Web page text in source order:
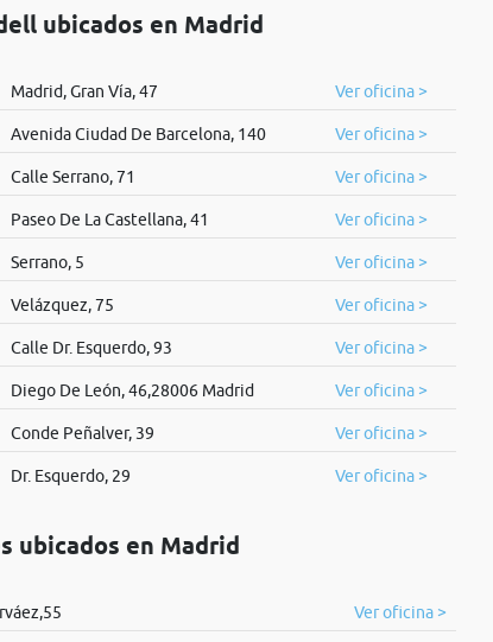
ubicados en Madrid
Madrid, Gran Vía, 47 Ver oficina >
Avenida Ciudad De Barcelona, 140 Ver oficina >
Calle Serrano, 71 Ver oficina >
Paseo De La Castellana, 41 Ver oficina >
Serrano, 5 Ver oficina >
Velázquez, 75 Ver oficina >
Calle Dr. Esquerdo, 93 Ver oficina >
Diego De León, 46,28006 Madrid Ver oficina >
Conde Peñalver, 39 Ver oficina >
Dr. Esquerdo, 29 Ver oficina >
ubicados en Madrid
Ver oficina >